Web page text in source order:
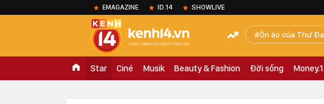
EMAGAZINE ID.14 SHOWLIVE
Ồn ào của Thư
Star Ciné Musik Beauty & Fashion Đời sống